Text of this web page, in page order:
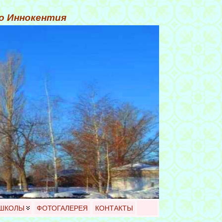
Иннокентия
ФОТОГАЛЕРЕЯ КОНТАКТЫ